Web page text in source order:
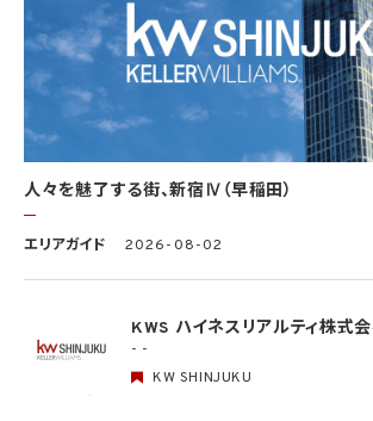
究を行う場合に限ります。）
(3) 当該要配慮個人情報が、本人、国の機関、地方公共団体、学
保護法第57条第1項各号に掲げる者その他個人情報保護委員会
公開されている場合
(4) 本人を目視し、又は撮影することにより、その外形上明らか
する場合
(5) 第三者から要配慮個人情報の提供を受ける場合であって、
供が第8.1項各号のいずれかに該当するとき
5.3 当社は、第三者から個人情報の提供を受けるに際しては、
該個人情報の提供が第4.1項各号のいずれかに該当する場合又は
(2) 当該第三者による当該個人情報の取得の経緯
6. 個人情報の安全管理
当社は、個人情報の紛失、破壊、改ざん及び漏洩などのリスクに
人々を魅了する街、新宿Ⅳ（早稲田）
エリアガイド 2026-08-02
KWS ハイネスリアルティ株式
- -
KW SHINJUKU